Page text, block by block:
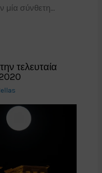
μία σύνθετη…
τελευταία